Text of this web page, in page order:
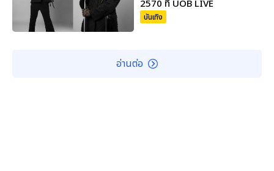
2570 ที่ UOB LIVE
บันเทิง
อ่านต่อ